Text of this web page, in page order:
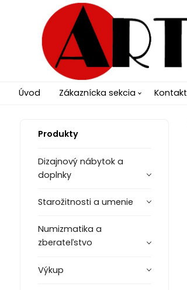
Úvod Zákaznícka sekcia Kontakt
Produkty
Dizajnový nábytok a
doplnky
Starožitnosti a umenie
Numizmatika a
zberateľstvo
Výkup